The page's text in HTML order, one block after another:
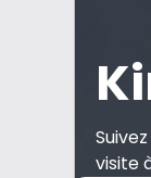
visite